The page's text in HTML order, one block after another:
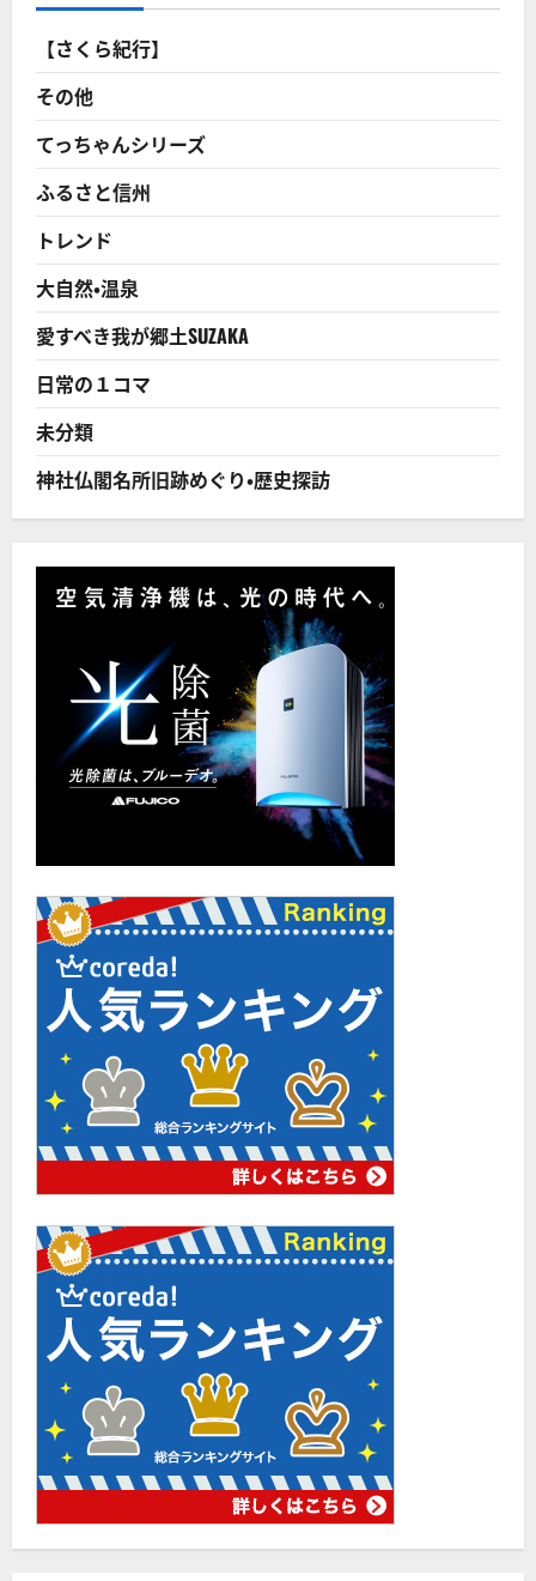
【さくら紀行】
その他
てっちゃんシリーズ
ふるさと信州
トレンド
大自然・温泉
愛すべき我が郷土SUZAKA
日常の１コマ
未分類
神社仏閣名所旧跡めぐり・歴史探訪